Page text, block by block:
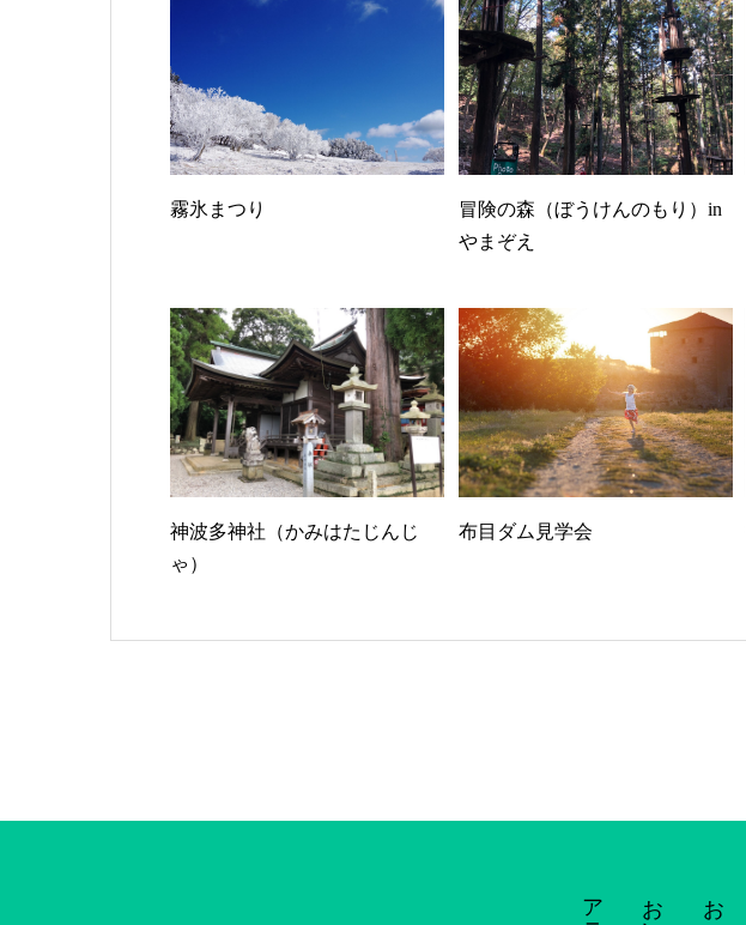
霧氷まつり
冒険の森（ぼうけんのもり）in
やまぞえ
神波多神社（かみはたじんじ
ゃ）
布目ダム見学会